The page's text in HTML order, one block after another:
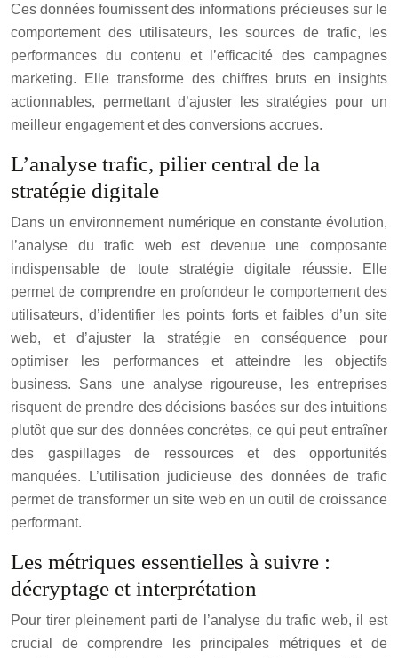
Ces données fournissent des informations précieuses sur le
comportement des utilisateurs, les sources de trafic, les
performances du contenu et l’efficacité des campagnes
marketing. Elle transforme des chiffres bruts en insights
actionnables, permettant d’ajuster les stratégies pour un
meilleur engagement et des conversions accrues.
L’analyse trafic, pilier central de la
stratégie digitale
Dans un environnement numérique en constante évolution,
l’analyse du trafic web est devenue une composante
indispensable de toute stratégie digitale réussie. Elle
permet de comprendre en profondeur le comportement des
utilisateurs, d’identifier les points forts et faibles d’un site
web, et d’ajuster la stratégie en conséquence pour
optimiser les performances et atteindre les objectifs
business. Sans une analyse rigoureuse, les entreprises
risquent de prendre des décisions basées sur des intuitions
plutôt que sur des données concrètes, ce qui peut entraîner
des gaspillages de ressources et des opportunités
manquées. L’utilisation judicieuse des données de trafic
permet de transformer un site web en un outil de croissance
performant.
Les métriques essentielles à suivre :
décryptage et interprétation
Pour tirer pleinement parti de l’analyse du trafic web, il est
crucial de comprendre les principales métriques et de